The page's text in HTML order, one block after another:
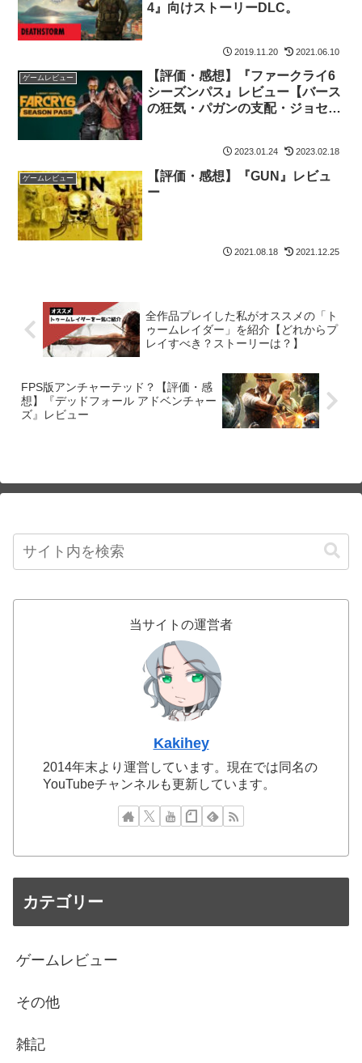
4』向けストーリーDLC。
2019.11.20 2021.06.10
ゲームレビュー
【評価・感想】『ファークライ6
シーズンパス』レビュー【バース
の狂気・パガンの支配・ジョセフ
2023.01.24 2023.02.18
ゲームレビュー
【評価・感想】『GUN』レビュ
ー
2021.08.18 2021.12.25
全作品プレイした私がオススメの「ト
ゥームレイダー」を紹介【どれからプ
レイすべき？ストーリーは？】
FPS版アンチャーテッド？【評価・感
想】『デッドフォール アドベンチャー
ズ』レビュー
当サイトの運営者
Kakihey
2014年末より運営しています。現在では同名の
YouTubeチャンネルも更新しています。
カテゴリー
ゲームレビュー
その他
雑記